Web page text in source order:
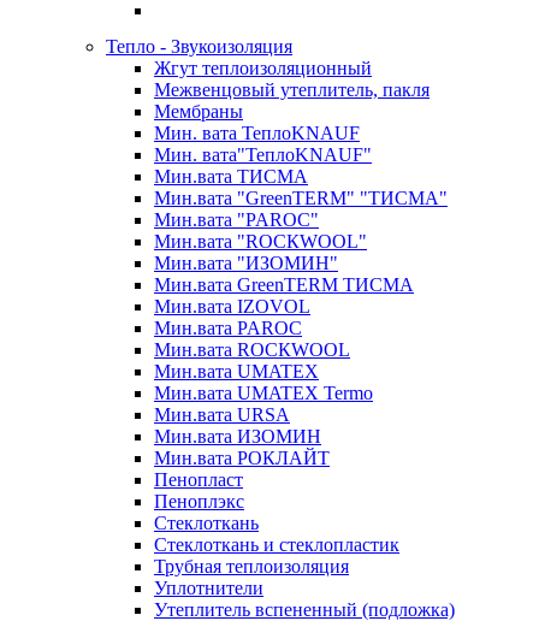
Тепло - Звукоизоляция
Жгут теплоизоляционный
Межвенцовый утеплитель, пакля
Мембраны
Мин. вата ТеплоKNAUF
Мин. вата"ТеплоKNAUF"
Мин.вата ТИСМА
Мин.вата "GreenTERM" "ТИСМА"
Мин.вата "PAROC"
Мин.вата "ROCКWOOL"
Мин.вата "ИЗОМИН"
Мин.вата GreenTERM ТИСМА
Мин.вата IZOVOL
Мин.вата PAROC
Мин.вата ROCКWOOL
Мин.вата UMATEX
Мин.вата UMATEX Termo
Мин.вата URSA
Мин.вата ИЗОМИН
Мин.вата РОКЛАЙТ
Пенопласт
Пеноплэкс
Стеклоткань
Стеклоткань и стеклопластик
Трубная теплоизоляция
Уплотнители
Утеплитель вспененный (подложка)